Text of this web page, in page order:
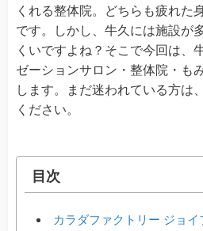
くれる整体院。どちらも疲れた
です。しかし、牛久には施設が
くいですよね？そこで今回は、
ゼーションサロン・整体院・も
します。まだ迷われている方は
ください。
目次
カラダファクトリー ジョ